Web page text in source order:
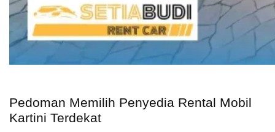
Pedoman Memilih Penyedia Rental Mobil
Kartini Terdekat